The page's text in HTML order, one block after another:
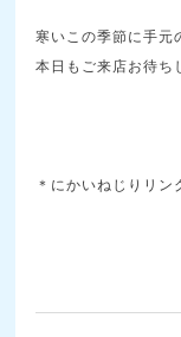
寒いこの季節に手元
本日もご来店お待ち
＊にかいねじりリ